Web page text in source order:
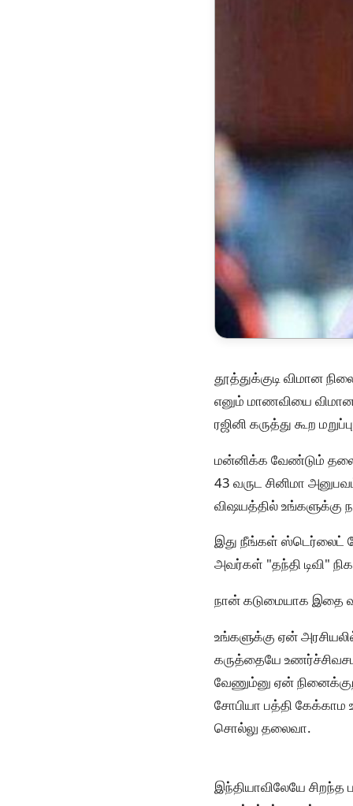
தூத்துக்குடி விமான
எனும் மாணவியை விமான
ரஜினி கருத்து கூற
மன்னிக்க வேண்டும்
43 வருட சினிமா
விஷயத்தில் உங்களுக்கு
இது நீங்கள் ஸ்டெர்லைட்
அவர்கள் "தந்தி டிவி"
நான் கடுமையாக இதை
உங்களுக்கு ஏன்
கருத்தையே
வேணும்னு ஏன்
சோபியா பத்தி கேக்காம
சொல்லு தலைவா.
இந்தியாவிலேயே